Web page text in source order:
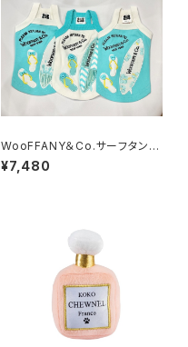
WooFFANY＆Co.サーフタンク
XS/S ＃121224～
¥7,480